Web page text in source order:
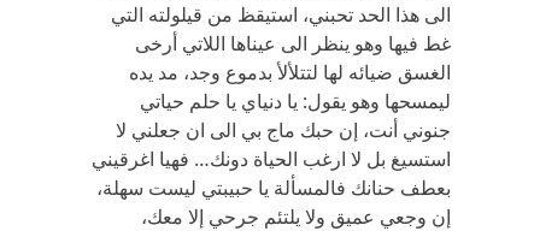
الى هذا الحد تحبني، استيقظ من قيلولته التي
غط فيها وهو ينظر الى عيناها اللاتي أرخى
الغسق ضيائه لها لتتلألأ بدموع وجد، مد يده
ليمسحها وهو يقول: يا دنياي يا حلم حياتي
جنوني أنت، إن حبك ماج بي الى ان جعلني لا
استسيغ بل لا ارغب الحياة دونك… فهيا اغرقيني
بعطف حنانك فالمسألة يا حبيبتي ليست سهلة،
إن وجعي عميق ولا يلتئم جرحي إلا معك،